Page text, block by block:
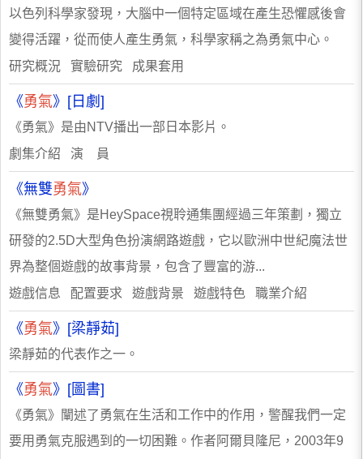
以色列科學家發現，大腦中一個特定區域在產生恐懼感後會
變得活躍，從而使人產生勇氣，科學家稱之為勇氣中心。
研究概況 實驗研究 成果套用
《勇氣》[日劇]
《勇氣》是由NTV播出一部日本影片。
劇集介紹 演 員
《無雙勇氣》
《無雙勇氣》是HeySpace視聆通集團經過三年策劃，獨立
研發的2.5D大型角色扮演網路遊戲，它以歐洲中世紀魔法世
界為整個遊戲的故事背景，包含了豐富的游...
遊戲信息 配置要求 遊戲背景 遊戲特色 職業介紹
《勇氣》[梁靜茹]
梁靜茹的代表作之一。
《勇氣》[圖書]
《勇氣》闡述了勇氣在生活和工作中的作用，警醒我們一定
要用勇氣克服遇到的一切困難。作者阿爾貝隆尼，2003年9